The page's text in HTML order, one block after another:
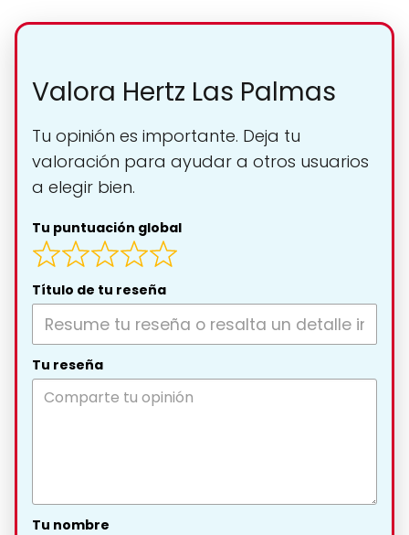
Valora Hertz Las Palmas
Tu opinión es importante. Deja tu
valoración para ayudar a otros usuarios
a elegir bien.
Tu puntuación global
Título de tu reseña
Tu reseña
Tu nombre